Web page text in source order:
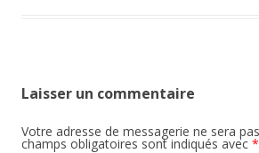
Laisser un commentaire
Votre adresse de messagerie ne sera
champs obligatoires sont indiqués avec *